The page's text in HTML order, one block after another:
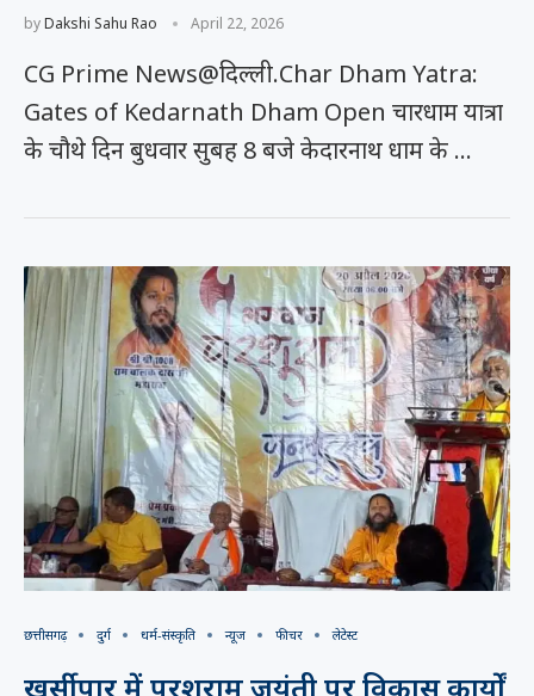
byDakshi Sahu Rao April 22, 2026
CG Prime News@दिल्ली.Char Dham Yatra:
Gates of Kedarnath Dham Open चारधाम यात्रा
के चौथे दिन बुधवार सुबह 8 बजे केदारनाथ धाम के …
छत्तीसगढ़ दुर्ग धर्म-संस्कृति न्यूज फीचर लेटेस्ट
खुर्सीपार में परशुराम जयंती पर विकास कार्यों